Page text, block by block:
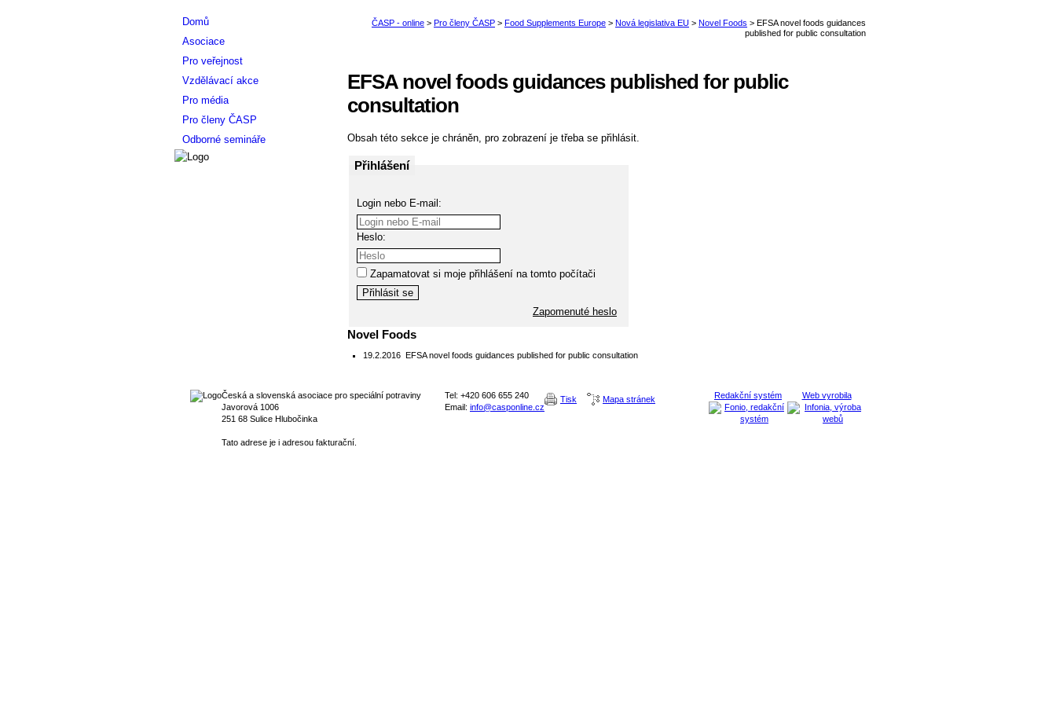
EFSA novel foods guidances published for public
consultation
Obsah této sekce je chráněn, pro zobrazení je třeba se přihlásit.
Přihlášení
Login nebo E-mail:
Heslo:
Zapamatovat si moje přihlášení na tomto počítači
Zapomenuté heslo
Novel Foods
19.2.2016 EFSA novel foods guidances published for public consultation
Domů
Asociace
Pro veřejnost
Vzdělávací akce
Pro média
Pro členy ČASP
Odborné semináře
Redakční systém Web vyrobila
Česká a slovenská asociace pro speciální potraviny
Javorová 1006
251 68 Sulice Hlubočinka
Tato adrese je i adresou fakturační.
Tel: +420 606 655 240
Email: info@casponline.cz
Tisk Mapa stránek